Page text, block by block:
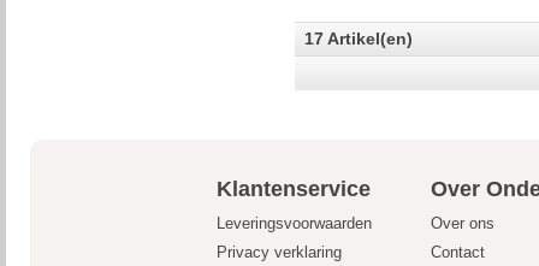
17 Artikel(en)
Klantenservice Over
Leveringsvoorwaarden
Over ons
Privacy verklaring
Contact